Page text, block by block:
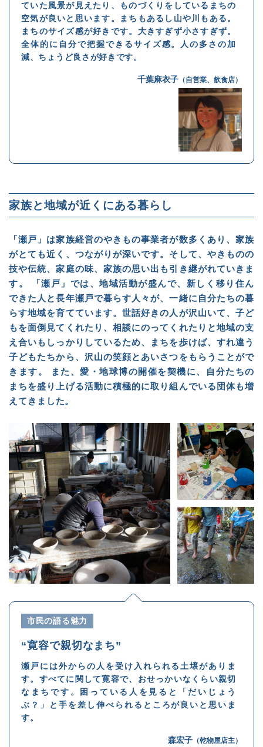
ていた風景が見えたり、ものづくりをしているまちの
空気が良いと思います。まちもあるし山や川もある。
まちのサイズ感が好きです。大きすぎず小さすぎず。
全体的に自分で把握できるサイズ感。人の多さの加
減、ちょうど良さが好きです。
千葉麻衣子 （自営業、飲食店）
家族と地域が近くにある暮らし
「瀬戸」は家族経営のやきもの事業者が数多くあり、家族
がとても近く、つながりが深いです。そして、やきものの
技や伝統、家庭の味、家族の思い出も引き継がれていきま
す。 「瀬戸」では、地域活動が盛んで、新しく移り住ん
できた人と長年瀬戸で暮らす人々が、一緒に自分たちの暮
らす地域を育てています。世話好きの人が沢山いて、子ど
もを面倒見てくれたり、相談にのってくれたりと地域の支
え合いもしっかりしているため、まちを歩けば、すれ違う
子どもたちから、沢山の笑顔とあいさつをもらうことがで
きます。 また、愛・地球博の開催を契機に、自分たちの
まちを盛り上げる活動に積極的に取り組んでいる団体も増
えてきました。
市民の語る魅力
“寛容で親切なまち”
瀬戸には外からの人を受け入れられる土壌がありま
す。すべてに関して寛容で、おせっかいなくらい親切
なまちです。困っている人を見ると「だいじょう
ぶ？」と手を差し伸べられるところが良いと思いま
す。
森宏子 （乾物屋店主）